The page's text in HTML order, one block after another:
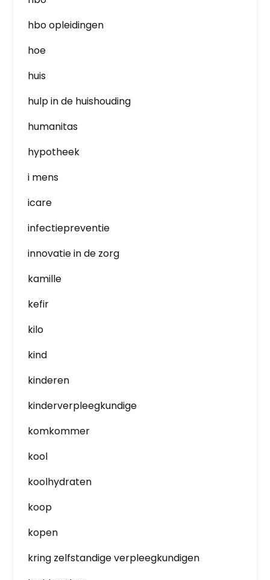
hbo opleidingen
hoe
huis
hulp in de huishouding
humanitas
hypotheek
i mens
icare
infectiepreventie
innovatie in de zorg
kamille
kefir
kilo
kind
kinderen
kinderverpleegkundige
komkommer
kool
koolhydraten
koop
kopen
kring zelfstandige verpleegkundigen